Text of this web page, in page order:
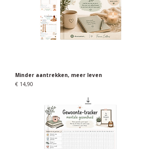
Minder aantrekken, meer leven
Prijs
€ 14,90